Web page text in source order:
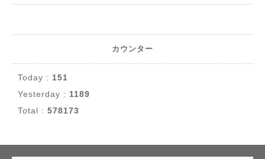
カウンター
Today : 151
Yesterday : 1189
Total : 578173